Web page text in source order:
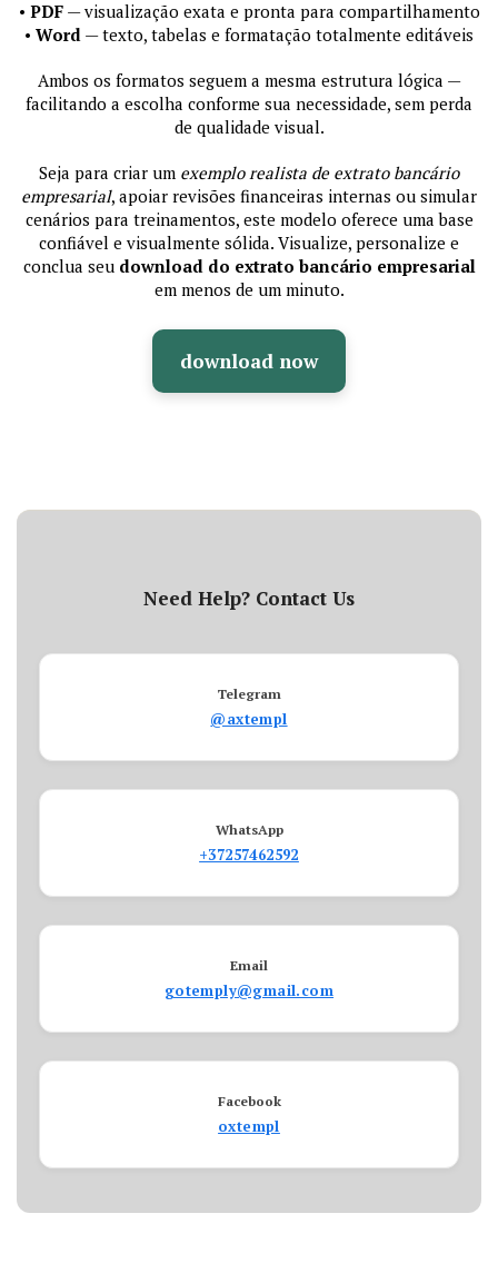
• PDF— visualização exata e pronta para compartilhamento
• Word — texto, tabelas e formatação totalmente editáveis
Ambos os formatos seguem a mesma estrutura lógica —
facilitando a escolha conforme sua necessidade, sem perda
de qualidade visual.
Seja para criar um exemplo realista de extrato bancário
empresarial, apoiar revisões financeiras internas ou simular
cenários para treinamentos, este modelo oferece uma base
confiável e visualmente sólida. Visualize, personalize e
conclua seu download do extrato bancário empresarial
em menos de um minuto.
download now
Need Help? Contact Us
Telegram
@axtempl
WhatsApp
+37257462592
Email
gotemply@gmail.com
Facebook
oxtempl